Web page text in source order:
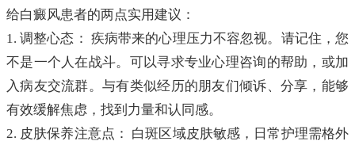
给白癜风患者的两点实用建议：
1. 调整心态： 疾病带来的心理压力不容忽视。请记住，您
不是一个人在战斗。可以寻求专业心理咨询的帮助，或加
入病友交流群。与有类似经历的朋友们倾诉、分享，能够
有效缓解焦虑，找到力量和认同感。
2. 皮肤保养注意点： 白斑区域皮肤敏感，日常护理需格外